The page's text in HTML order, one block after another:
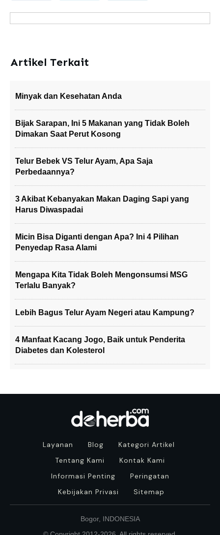
Artikel Terkait
Minyak dan Kesehatan Anda
Bijak Sarapan, Ini 5 Makanan yang Tidak Boleh
Dimakan Saat Perut Kosong
Telur Bebek VS Telur Ayam, Apa Saja
Perbedaannya?
3 Akibat Kebanyakan Makan Daging Sapi yang
Harus Diwaspadai
Micin Bisa Diganti dengan Apa? Ini 4 Pilihan
Penyedap Rasa Alami
Mengapa Kita Tidak Boleh Mengonsumsi MSG
Terlalu Banyak?
Lebih Bagus Telur Ayam Negeri atau Kampung?
4 Manfaat Kacang Jogo, Baik untuk Penderita
Diabetes dan Kolesterol
Layanan Blog
Kategori Artikel
Tentang Kami
Kontak Kami
Informasi Penting
Peringatan
Kebijakan Privasi
Sitemap
Bogor, INDONESIA